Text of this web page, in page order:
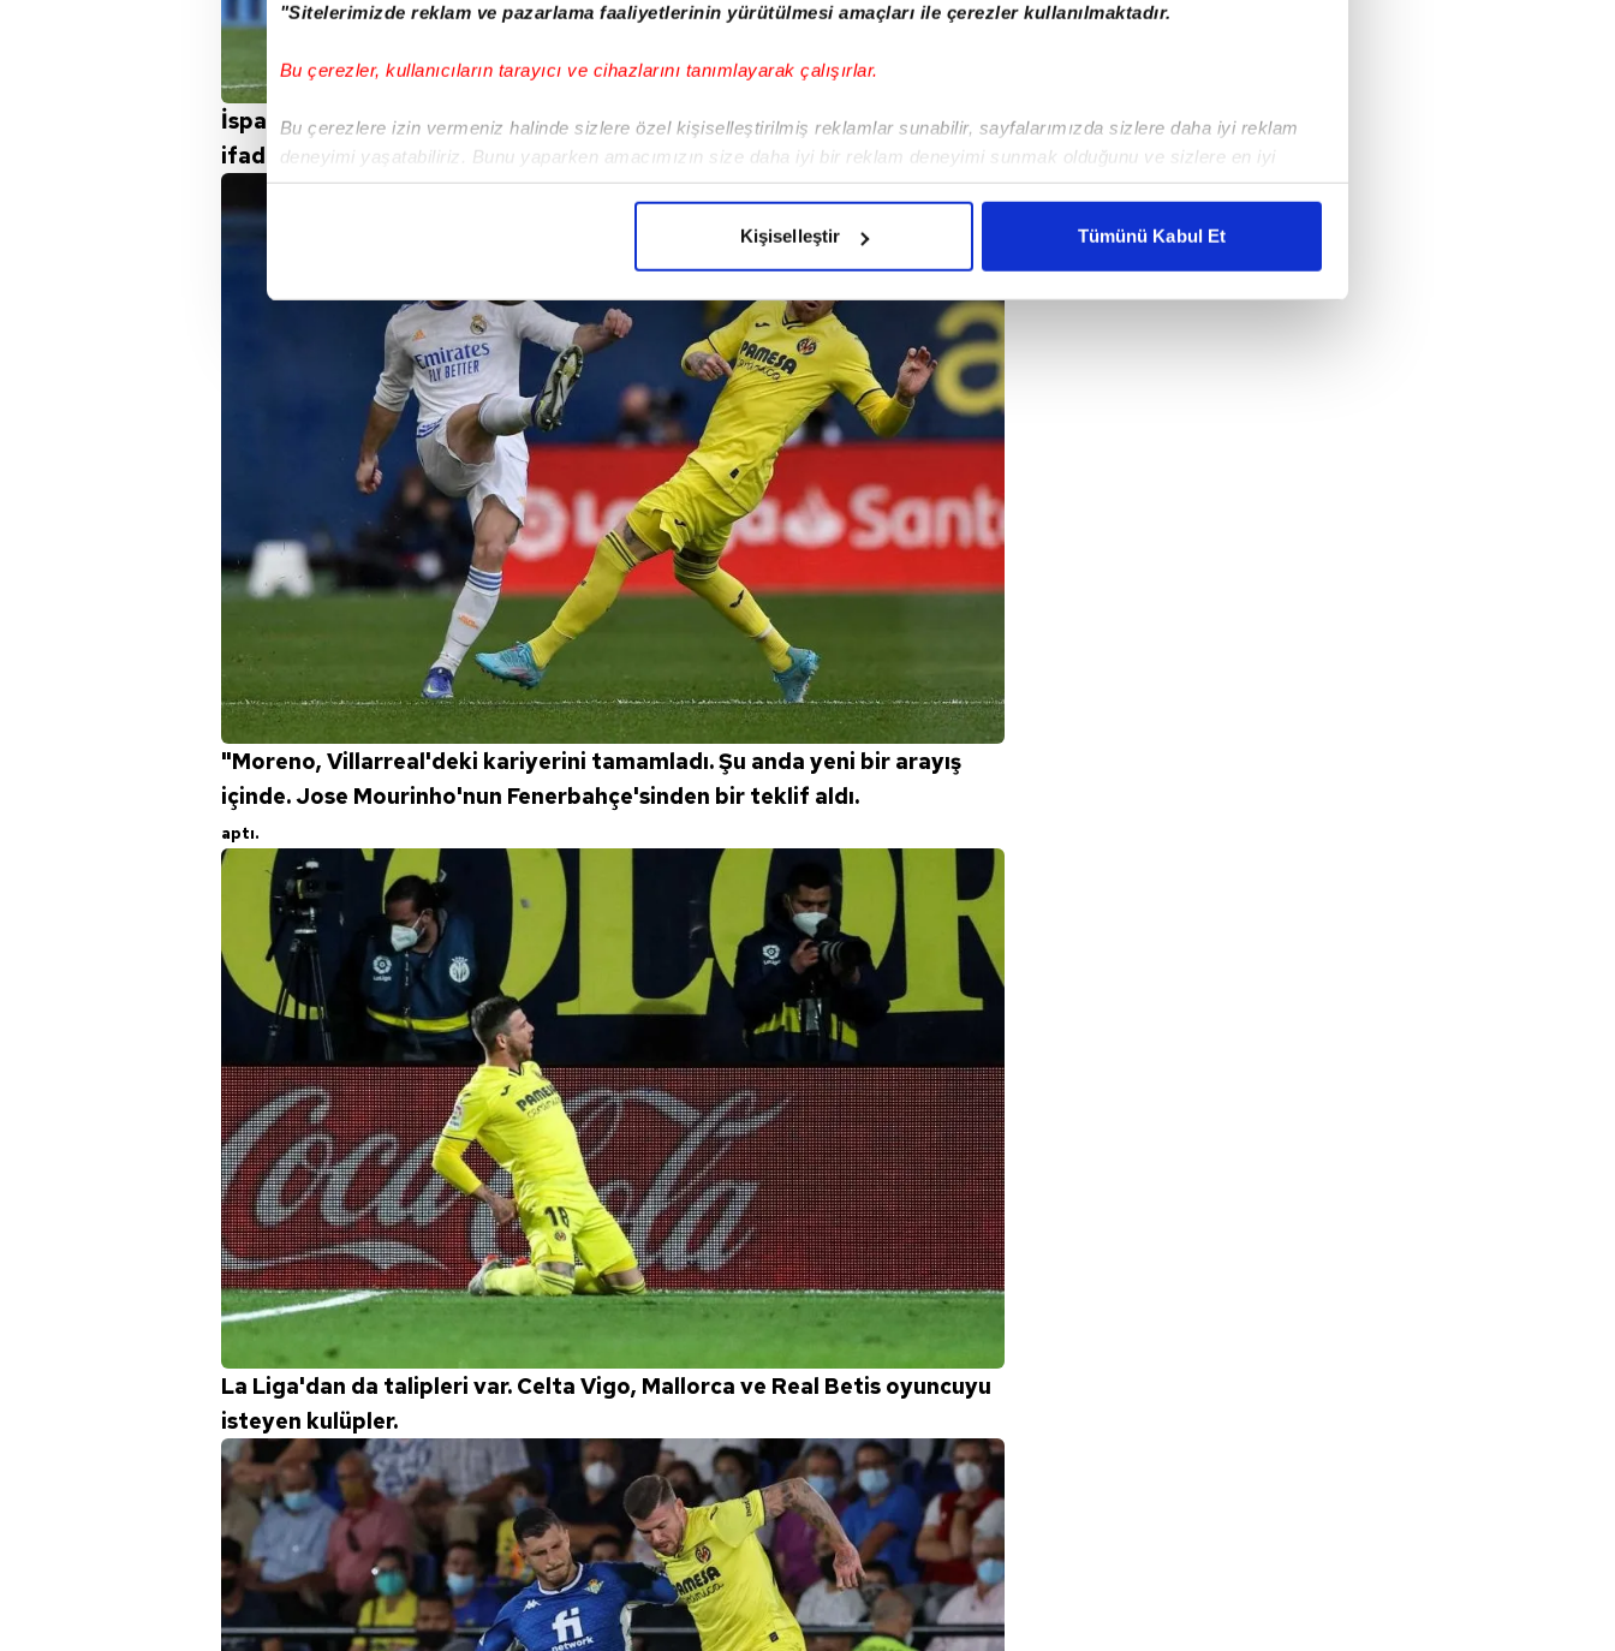
"Sitelerimizde reklam ve pazarlama faaliyetlerinin yürütülmesi amaçları ile çerezler kullanılmaktadır.
Bu çerezler, kullanıcıların tarayıcı ve cihazlarını tanımlayarak çalışırlar.
Bu çerezlere izin vermeniz halinde sizlere özel kişiselleştirilmiş reklamlar sunabilir, sayfalarımızda sizlere daha iyi reklam
deneyimi yaşatabiliriz. Bunu yaparken amacımızın size daha iyi bir reklam deneyimi sunmak olduğunu ve sizlere en iyi
içerikleri sunabilmek adına elimizden gelen çabayı gösterdiğimizi ve bu noktada, reklamların maliyetlerimizi karşılamak
Her halükârda, kullanıcılar, bu çerezlere izin vermedikleri takdirde, kullanıcılara hedefli reklamlar gösterilmeyecektir."
Sizlere daha iyi bir hizmet sunabilmek için İnternet Sitemizde kendimize ve üçüncü kişilere ait çerezler kullanılmaktadır. Bu
çerezler vasıtasıyla çeşitli kişisel verileriniz işlenmekte olup gerekli olan çerezler bilgi toplumu hizmetlerinin sunulması
amacıyla kullanılmaktadır. Diğer çerezler, sitemizin daha işlevsel kılınması ve kişiselleştirilmesi ve sizlere yönelik
reklam/pazarlama faaliyetlerinin yapılması, amaçlarıyla sınırlı olarak açık rızanız dahilinde kullanılacaktır.
Çerezlere ilişkin tercihlerinizi aşağıda yer alan panel vasıtasıyla belirleyebilirsiniz. Çerezlere ilişkin detaylı bilgi için Ayarlar
butonuna tıklayabilir,Çerez Bilgilendirme Metnimiziziyaret edebilirsiniz.
6698 sayılı Kişisel Verilerin Korunması Kanunu uyarınca hazırlanmış Aydınlatma Metnimizi okumak ve sitemizde ilgili
mevzuata uygun olarak kullanılan çerezlerle ilgili bilgi almak için lütfentıklayınız.
Kişiselleştir Tümünü Kabul Et
İspanyol basını da bu transfer görüşmesini doğruladı ve haberde şu
ifadelere yer verildi:
"Moreno, Villarreal'deki kariyerini tamamladı. Şu anda yeni bir arayış
içinde. Jose Mourinho'nun Fenerbahçe'sinden bir teklif aldı.
aptı.
La Liga'dan da talipleri var. Celta Vigo, Mallorca ve Real Betis oyuncuyu
isteyen kulüpler.